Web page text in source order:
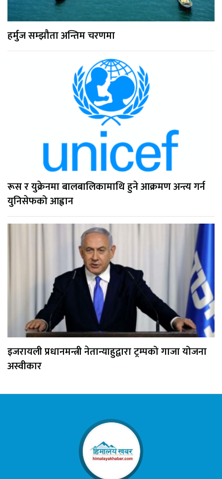
हर्मुज सम्झौता अन्तिम चरणमा
रूस र युक्रेनमा बालबालिकामाथि हुने आक्रमण अन्त्य गर्न
युनिसेफको आह्वान
इजरायली प्रधानमन्त्री नेतान्याहुद्वारा ट्रम्पको गाजा योजना
अस्वीकार